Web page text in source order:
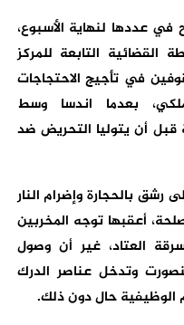
في عددها لنهاية الأسبوع،
القضائية التابعة للمركز
في تأجيج الاحتجاجات
بعدما اندسا وسط
قبل أن يتوليا التحريض ضد
رشق بالحجارة وإضرام النار
أعقبها توجه المخربين
العتاد، غير أن وصول
وتدخل عناصر الدرك
الوظيفية حال دون ذلك.